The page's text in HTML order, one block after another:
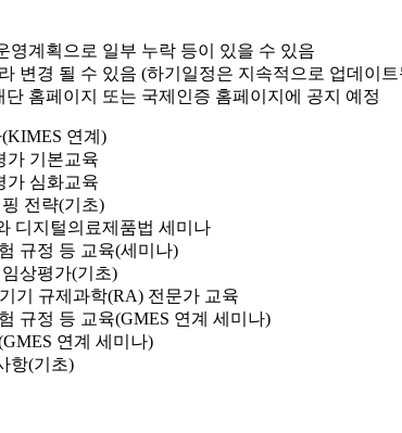
영계획으로 일부 누락 등이 있을 수 있음
변경 될 수 있음 (하기일정은 지속적으로 업데이
홈페이지 또는 국제인증 홈페이지에 공지 예정
연계)
가 기본교육
가 심화교육
전략(기초)
디지털의료제품법 세미나
규정 등 교육(세미나)
상평가(기초)
기 규제과학(RA) 전문가 교육
규정 등 교육(GMES 연계 세미나)
연계 세미나)
항(기초)